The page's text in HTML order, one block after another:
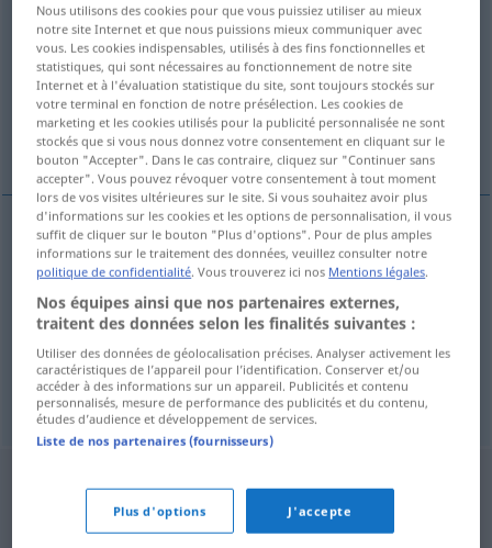
chladnon
Vue d'ensemble de toutes les traductions
(Pour plus d'informations, cliquez sur/touchez la traduction)
Kühle, kühl, frisch, Frische
Kühlef chladno
Frischef chladno
kühl,frisch chladno ADV
Nous utilisons des cookies pour que vous puissiez utiliser au mieux
notre site Internet et que nous puissions mieux communiquer avec
vous. Les cookies indispensables, utilisés à des fins fonctionnelles et
statistiques, qui sont nécessaires au fonctionnement de notre site
Internet et à l'évaluation statistique du site, sont toujours stockés sur
votre terminal en fonction de notre présélection. Les cookies de
marketing et les cookies utilisés pour la publicité personnalisée ne sont
stockés que si vous nous donnez votre consentement en cliquant sur le
bouton "Accepter". Dans le cas contraire, cliquez sur "Continuer sans
accepter". Vous pouvez révoquer votre consentement à tout moment
lors de vos visites ultérieures sur le site. Si vous souhaitez avoir plus
d'informations sur les cookies et les options de personnalisation, il vous
suffit de cliquer sur le bouton "Plus d'options". Pour de plus amples
informations sur le traitement des données, veuillez consulter notre
politique de confidentialité. Vous trouverez ici nos Mentions légales.
Nos équipes ainsi que nos partenaires externes,
traitent des données selon les finalités suivantes :
Utiliser des données de géolocalisation précises. Analyser activement les
caractéristiques de l’appareil pour l’identification. Conserver et/ou
accéder à des informations sur un appareil. Publicités et contenu
personnalisés, mesure de performance des publicités et du contenu,
études d’audience et développement de services.
Liste de nos partenaires (fournisseurs)
Plus d'options J'accepte